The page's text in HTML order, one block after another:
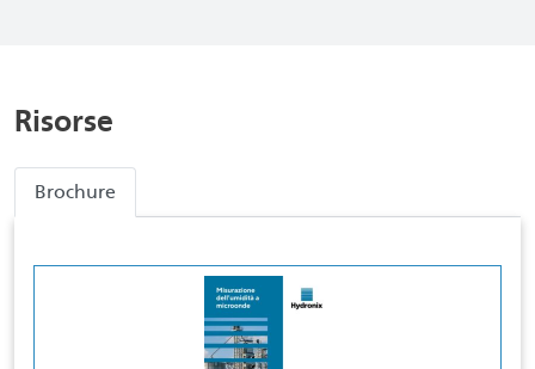
Risorse
Brochure